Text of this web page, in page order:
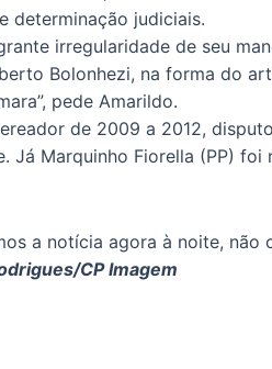
determinação judiciais.
irregularidade de seu
Bolonhezi, na forma do
pede Amarildo.
de 2009 a 2012,
Já Marquinho Fiorella (PP)
a notícia agora à noite, não
CP Imagem